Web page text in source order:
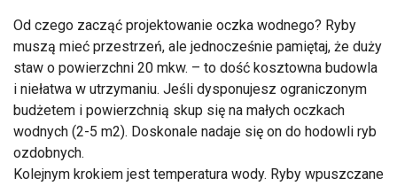
Od czego zacząć projektowanie oczka wodnego? Ryby
muszą mieć przestrzeń, ale jednocześnie pamiętaj, że duży
staw o powierzchni 20 mkw. – to dość kosztowna budowla
i niełatwa w utrzymaniu. Jeśli dysponujesz ograniczonym
budżetem i powierzchnią skup się na małych oczkach
wodnych (2-5 m2). Doskonale nadaje się on do hodowli ryb
ozdobnych.
Kolejnym krokiem jest temperatura wody. Ryby wpuszczane